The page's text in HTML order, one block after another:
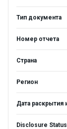
Тип документа
Номер отчета
Страна
Регион
Дата
Disclosure Status